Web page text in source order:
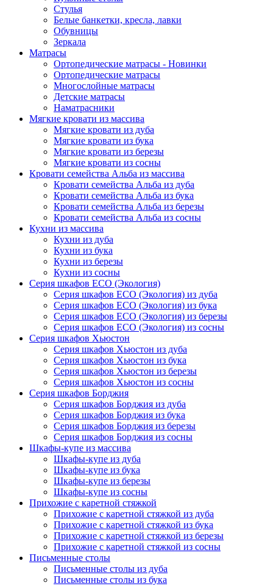
Стулья
Белые банкетки, кресла, лавки
Обувницы
Зеркала
Матрасы
Ортопедические матрасы - Новинки
Ортопедические матрасы
Многослойные матрасы
Детские матрасы
Наматрасники
Мягкие кровати из массива
Мягкие кровати из дуба
Мягкие кровати из бука
Мягкие кровати из березы
Мягкие кровати из сосны
Кровати семейства Альба из массива
Кровати семейства Альба из дуба
Кровати семейства Альба из бука
Кровати семейства Альба из березы
Кровати семейства Альба из сосны
Кухни из массива
Кухни из дуба
Кухни из бука
Кухни из березы
Кухни из сосны
Серия шкафов ECO (Экология)
Серия шкафов ECO (Экология) из дуба
Серия шкафов ECO (Экология) из бука
Серия шкафов ECO (Экология) из березы
Серия шкафов ECO (Экология) из сосны
Серия шкафов Хьюстон
Серия шкафов Хьюстон из дуба
Серия шкафов Хьюстон из бука
Серия шкафов Хьюстон из березы
Серия шкафов Хьюстон из сосны
Серия шкафов Борджия
Серия шкафов Борджия из дуба
Серия шкафов Борджия из бука
Серия шкафов Борджия из березы
Серия шкафов Борджия из сосны
Шкафы-купе из массива
Шкафы-купе из дуба
Шкафы-купе из бука
Шкафы-купе из березы
Шкафы-купе из сосны
Прихожие с каретной стяжкой
Прихожие с каретной стяжкой из дуба
Прихожие с каретной стяжкой из бука
Прихожие с каретной стяжкой из березы
Прихожие с каретной стяжкой из сосны
Письменные столы
Письменные столы из дуба
Письменные столы из бука